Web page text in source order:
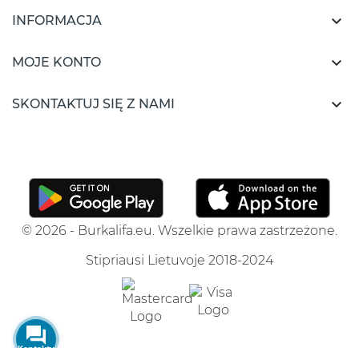
INFORMACJA 
MOJE KONTO 
SKONTAKTUJ SIĘ Z NAMI 
© 2026 - Burkalifa.eu. Wszelkie prawa zastrzeżone.
Stipriausi Lietuvoje 2018-2024